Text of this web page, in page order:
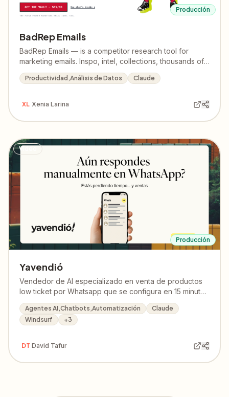
Producción
BadRep Emails
BadRep Emails — is a competitor research tool for
marketing emails. Inspo, intel, collections, thousands of
emails from hundreds of brands who dominate App
Store and ads right now.
Productividad,Análisis de Datos Claude
XL Xenia Larina
Producción
Video
Yavendió
Vendedor de AI especializado en venta de productos
low ticket por Whatsapp que se configura en 15 minutos
o menos. Desde el hola hasta el pago, todo
automatizado. Pensado para el emprendedor pequeño
en crecimiento.
Agentes AI,Chatbots,Automatización
Claude
Windsurf
+3
DT David Tafur